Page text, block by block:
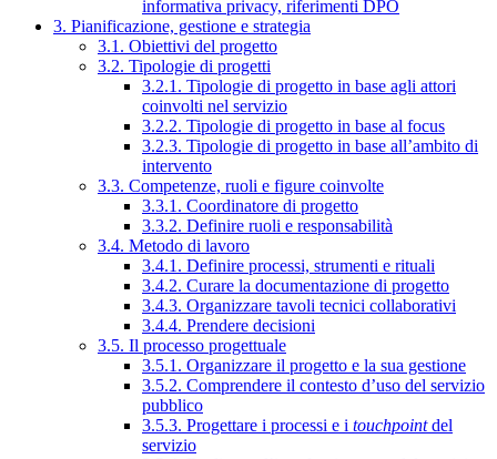
informativa privacy, riferimenti DPO
3. Pianificazione, gestione e strategia
3.1. Obiettivi del progetto
3.2. Tipologie di progetti
3.2.1. Tipologie di progetto in base agli attori
coinvolti nel servizio
3.2.2. Tipologie di progetto in base al focus
3.2.3. Tipologie di progetto in base all’ambito di
intervento
3.3. Competenze, ruoli e figure coinvolte
3.3.1. Coordinatore di progetto
3.3.2. Definire ruoli e responsabilità
3.4. Metodo di lavoro
3.4.1. Definire processi, strumenti e rituali
3.4.2. Curare la documentazione di progetto
3.4.3. Organizzare tavoli tecnici collaborativi
3.4.4. Prendere decisioni
3.5. Il processo progettuale
3.5.1. Organizzare il progetto e la sua gestione
3.5.2. Comprendere il contesto d’uso del servizio
pubblico
3.5.3. Progettare i processi e i touchpointdel
servizio